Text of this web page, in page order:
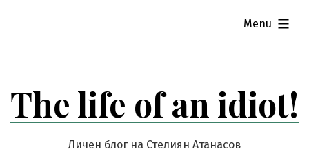
The life of an idiot!
Личен блог на Стелиян Атанасов
Menu
expanded